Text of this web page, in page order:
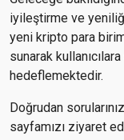
iyileştirme ve
yeni kripto para
sunarak
hedeflemektedir.
Doğrudan
sayfamızı ziyaret